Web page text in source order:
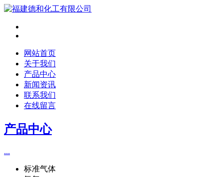
网站首页
关于我们
产品中心
新闻资讯
联系我们
在线留言
产品中心
...
标准气体